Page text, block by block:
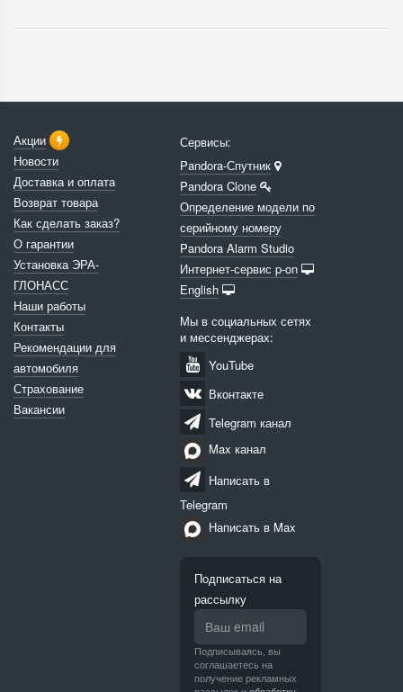
Акции
Новости
Доставка и оплата
Возврат товара
Как сделать заказ?
О гарантии
Установка ЭРА-
ГЛОНАСС
Наши работы
Контакты
Рекомендации для
автомобиля
Страхование
Вакансии
Сервисы:
Pandora-Спутник
Pandora Clone
Определение модели по
серийному номеру
Pandora Alarm Studio
Интернет-сервис p-on
English
Мы в социальных сетях
и мессенджерах:
YouTube
Вконтакте
Telegram канал
Max канал
Написать в
Telegram
Написать в Max
Подписаться на
рассылку
Подписываясь, вы
соглашаетесь на
получение рекламных